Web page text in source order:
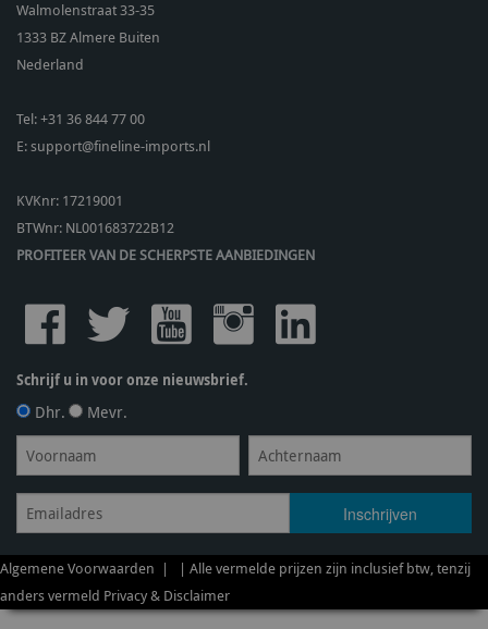
Walmolenstraat 33-35
1333 BZAlmere Buiten
Nederland
Tel:+31 36 844 77 00
E:support@fineline-imports.nl
KVKnr: 17219001
BTWnr: NL001683722B12
PROFITEER VAN DE SCHERPSTE AANBIEDINGEN
Schrijf u in voor onze nieuwsbrief.
Dhr. Mevr.
Algemene Voorwaarden | | Alle vermelde prijzen zijn inclusief btw, tenzij
anders vermeld Privacy & Disclaimer